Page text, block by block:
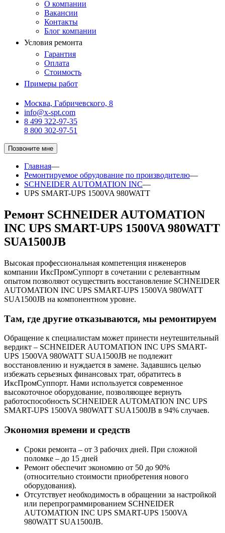
О компании
Вакансии
Контакты
Блог компании
Условия ремонта
Гарантия
Оплата
Стоимость
Примеры работ
Москва, Габричевского, 8
info@x-spt.com
8 499 322-97-35
8 800 302-97-51
Позвоните мне
Главная—
Ремонтируемое обрудование по производителю—
SCHNEIDER AUTOMATION INC—
UPS SMART-UPS 1500VA 980WATT
Ремонт SCHNEIDER AUTOMATION
INC UPS SMART-UPS 1500VA 980WATT
SUA1500JB
Высокая профессиональная компетенция инженеров
компании ИксПромСуппорт в сочетании с релевантным
опытом позволяют осуществить восстановление SCHNEIDER
AUTOMATION INC UPS SMART-UPS 1500VA 980WATT
SUA1500JB на компонентном уровне.
Там, где другие отказываются, мы ремонтируем
Обращение к специалистам может принести неутешительный
вердикт – SCHNEIDER AUTOMATION INC UPS SMART-
UPS 1500VA 980WATT SUA1500JB не подлежит
восстановлению и нуждается в замене. Задавшись целью
избежать серьезных финансовых трат, обратитесь в
ИксПромСуппорт. Нами используется современное
высокоточное оборудование, позволяющее вернуть
работоспособность SCHNEIDER AUTOMATION INC UPS
SMART-UPS 1500VA 980WATT SUA1500JB в 94% случаев.
Экономия времени и средств
Сроки ремонта – от 3 рабочих дней. При сложной
поломке – до 15 дней
Ремонт обеспечит экономию от 50 до 90%
(относительно стоимости приобретения нового
оборудования).
Отсутствует необходимость в обращении за настройкой
или перепрограммированием SCHNEIDER
AUTOMATION INC UPS SMART-UPS 1500VA
980WATT SUA1500JB.